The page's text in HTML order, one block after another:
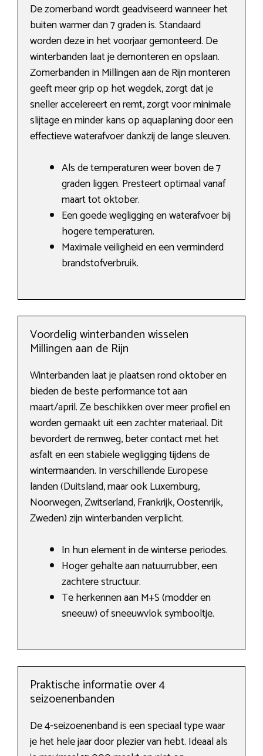
De zomerband wordt geadviseerd wanneer het
buiten warmer dan 7 graden is. Standaard
worden deze in het voorjaar gemonteerd. De
winterbanden laat je demonteren en opslaan.
Zomerbanden in Millingen aan de Rijn monteren
geeft meer grip op het wegdek, zorgt dat je
sneller accelereert en remt, zorgt voor minimale
slijtage en minder kans op aquaplaning door een
effectieve waterafvoer dankzij de lange sleuven.
Als de temperaturen weer boven de 7
graden liggen. Presteert optimaal vanaf
maart tot oktober.
Een goede wegligging en waterafvoer bij
hogere temperaturen.
Maximale veiligheid en een verminderd
brandstofverbruik.
Voordelig winterbanden wisselen
Millingen aan de Rijn
Winterbanden laat je plaatsen rond oktober en
bieden de beste performance tot aan
maart/april. Ze beschikken over meer profiel en
worden gemaakt uit een zachter materiaal. Dit
bevordert de remweg, beter contact met het
asfalt en een stabiele wegligging tijdens de
wintermaanden. In verschillende Europese
landen (Duitsland, maar ook Luxemburg,
Noorwegen, Zwitserland, Frankrijk, Oostenrijk,
Zweden) zijn winterbanden verplicht.
In hun element in de winterse periodes.
Hoger gehalte aan natuurrubber, een
zachtere structuur.
Te herkennen aan M+S (modder en
sneeuw) of sneeuwvlok symbooltje.
Praktische informatie over 4
seizoenenbanden
De 4-seizoenenband is een speciaal type waar
je het hele jaar door plezier van hebt. Ideaal als